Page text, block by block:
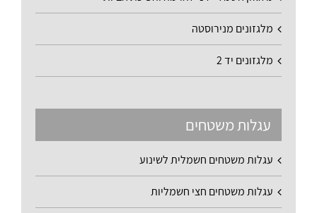
מלגזונים מנירוסטה
מלגזונים יד 2
עגלות משטחים
עגלות משטחים חשמלית לשינוע
עגלות משטחים חצי חשמליות